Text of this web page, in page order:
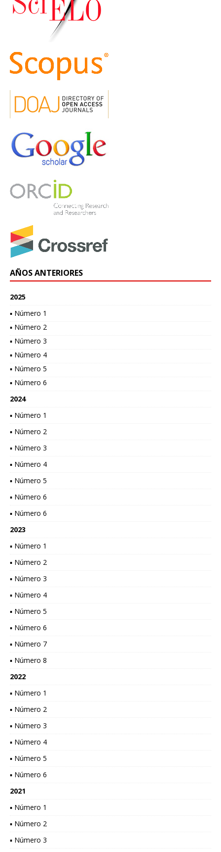
AÑOS ANTERIORES
2025
▪ Número 1
▪ Número 2
▪ Número 3
▪ Número 4
▪ Número 5
▪ Número 6
2024
▪ Número 1
▪ Número 2
▪ Número 3
▪ Número 4
▪ Número 5
▪ Número 6
▪ Número 6
2023
▪ Número 1
▪ Número 2
▪ Número 3
▪ Número 4
▪ Número 5
▪ Número 6
▪ Número 7
▪ Número 8
2022
▪ Número 1
▪ Número 2
▪ Número 3
▪ Número 4
▪ Número 5
▪ Número 6
2021
▪ Número 1
▪ Número 2
▪ Número 3